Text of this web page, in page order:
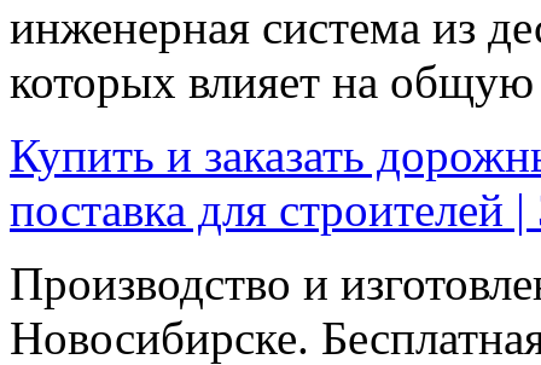
инженерная система из
которых влияет на общую
Купить и заказать
поставка для
Производство и
Новосибирске.